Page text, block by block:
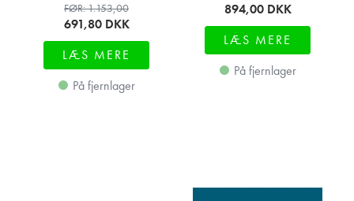
FØR: 1.153,00
691,80 DKK
LÆS MERE
På fjernlager
894,00 DKK
LÆS MERE
På fjernlager